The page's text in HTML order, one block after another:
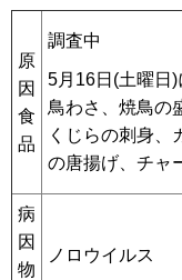
原
因
食
品
調査中
5月16日(土曜日
鳥わさ、焼鳥の
くじらの刺身、
の唐揚げ、チャ
病
因
物
ノロウイルス